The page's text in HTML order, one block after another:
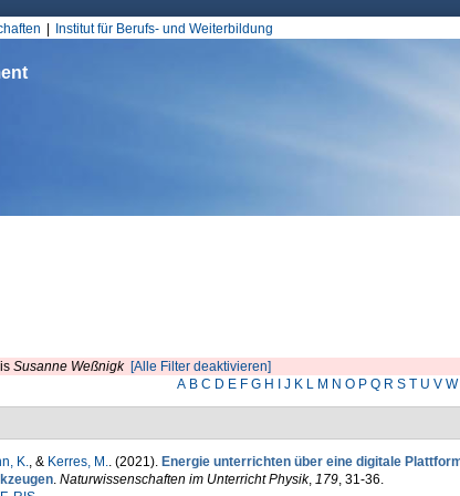
Institut für Berufs- und Weiterbildung
Susanne Weßnigk [Alle Filter deaktivieren]
A B C D E F G H J K L M N O P Q R S T U V W
K., & Kerres, M.. (2021). Energie unterrichten über eine digitale
. Naturwissenschaften im Unterricht Physik, 179, 31-36.